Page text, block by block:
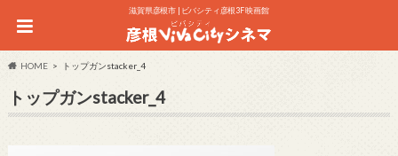
滋賀県彦根市 | ビバシティ彦根3F 映画館
HOME トップガンstacker_4
トップガンstacker_4